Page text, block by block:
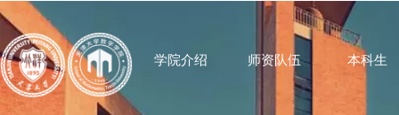
学院介绍 师资队伍 本科生